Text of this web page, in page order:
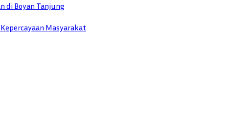
di Boyan Tanjung
Masyarakat